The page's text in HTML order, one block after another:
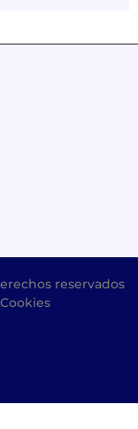
reservados